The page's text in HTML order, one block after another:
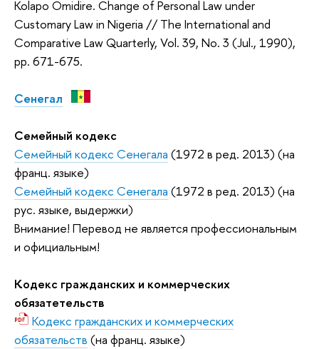
Kolapo Omidire. Change of Personal Law under
Customary Law in Nigeria // The International and
Comparative Law Quarterly, Vol. 39, No. 3 (Jul., 1990),
pp. 671-675.
Сенегал
Семейный кодекс
Семейный кодекс Сенегала (1972 в ред. 2013) (на
франц. языке)
Семейный кодекс Сенегала (1972 в ред. 2013) (на
рус. языке, выдержки)
Внимание! Перевод не является профессиональным
и официальным!
Кодекс гражданских и коммерческих
обязатетельств
Кодекс гражданских и коммерческих
обязательств (на франц. языке)